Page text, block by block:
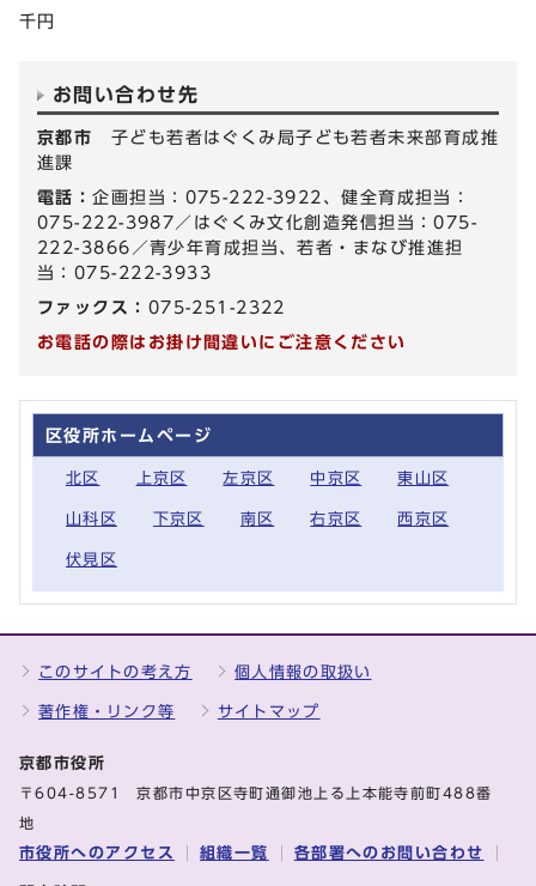
千円
お問い合わせ先
京都市 子ども若者はぐくみ局子ども若者未来部育成推
進課
電話：企画担当：075-222-3922、健全育成担当：
075-222-3987／はぐくみ文化創造発信担当：075-
222-3866／青少年育成担当、若者・まなび推進担
当：075-222-3933
ファックス： 075-251-2322
お電話の際はお掛け間違いにご注意ください
区役所ホームページ
北区 上京区 左京区 中京区 東山区
山科区 下京区 南区 右京区 西京区
伏見区
このサイトの考え方 個人情報の取扱い
著作権・リンク等 サイトマップ
京都市役所
〒604-8571 京都市中京区寺町通御池上る上本能寺前町488番
地
市役所へのアクセス 組織一覧 各部署へのお問い合わせ